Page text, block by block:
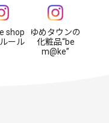
shop
ール
ゆめタウンの
化粧品“be
m@ke”